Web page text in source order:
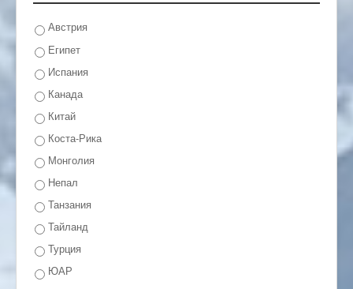
Австрия
Египет
Испания
Канада
Китай
Коста-Рика
Монголия
Непал
Танзания
Тайланд
Турция
ЮАР